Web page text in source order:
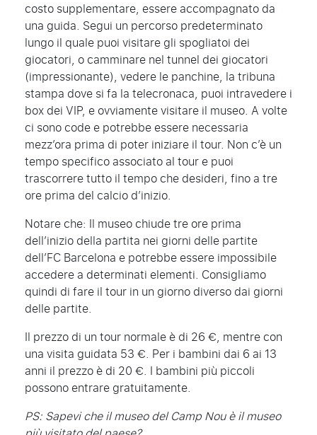
costo supplementare, essere accompagnato da
una guida. Segui un percorso predeterminato
lungo il quale puoi visitare gli spogliatoi dei
giocatori, o camminare nel tunnel dei giocatori
(impressionante), vedere le panchine, la tribuna
stampa dove si fa la telecronaca, puoi intravedere i
box dei VIP, e ovviamente visitare il museo. A volte
ci sono code e potrebbe essere necessaria
mezz’ora prima di poter iniziare il tour. Non c’è un
tempo specifico associato al tour e puoi
trascorrere tutto il tempo che desideri, fino a tre
ore prima del calcio d’inizio.
Notare che: Il museo chiude tre ore prima
dell’inizio della partita nei giorni delle partite
dell’FC Barcelona e potrebbe essere impossibile
accedere a determinati elementi. Consigliamo
quindi di fare il tour in un giorno diverso dai giorni
delle partite.
Il prezzo di un tour normale è di 26 €, mentre con
una visita guidata 53 €. Per i bambini dai 6 ai 13
anni il prezzo è di 20 €. I bambini più piccoli
possono entrare gratuitamente.
PS: Sapevi che il museo del Camp Nou è il museo